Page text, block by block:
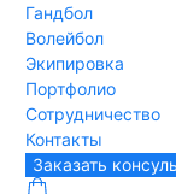
Гандбол
Волейбол
Экипировка
Портфолио
Сотрудничество
Контакты
Заказать